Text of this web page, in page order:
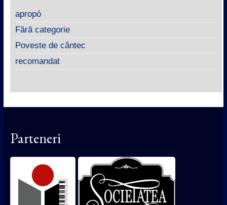
apropó
Fără categorie
Poveste de cântec
recomandat
Parteneri